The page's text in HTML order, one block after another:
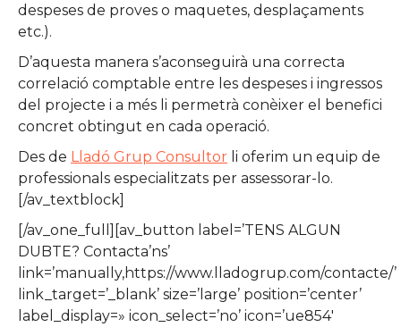
despeses de proves o maquetes, desplaçaments
etc.).
D’aquesta manera s’aconseguirà una correcta
correlació comptable entre les despeses i ingressos
del projecte i a més li permetrà conèixer el benefici
concret obtingut en cada operació.
Des de Lladó Grup Consultor li oferim un equip de
professionals especialitzats per assessorar-lo.
[/av_textblock]
[/av_one_full][av_button label=’TENS ALGUN
DUBTE? Contacta’ns’
link=’manually,https://www.lladogrup.com/contacte/’
link_target=’_blank’ size=’large’ position=’center’
label_display=» icon_select=’no’ icon=’ue854′